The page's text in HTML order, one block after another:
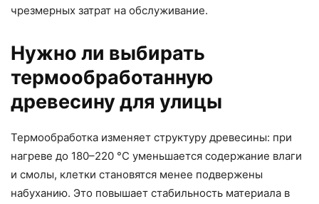
чрезмерных затрат на обслуживание.
Нужно ли выбирать
термообработанную
древесину для улицы
Термообработка изменяет структуру древесины: при
нагреве до 180–220 °C уменьшается содержание влаги
и смолы, клетки становятся менее подвержены
набуханию. Это повышает стабильность материала в